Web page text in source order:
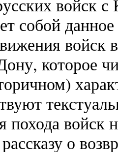
войск
собой
войск
которое
похода войск
о